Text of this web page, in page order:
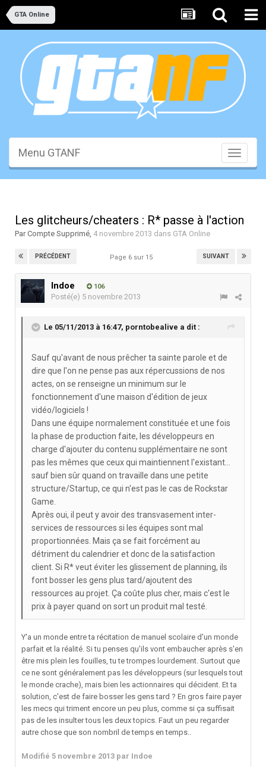
GTA Online
Toggle
Menu GTANF
Les glitcheurs/cheaters : R* passe à l'action
ParCompte Supprimé, 4 novembre 2013 dans GTA Online
PRÉCÉDENT SUIVANT
Page 6 sur 15
Indoe 106
Posté(e) 5 novembre 2013
Le 05/11/2013 à 16:47, porntobealive a dit :
Sauf qu'avant de nous prêcher ta sainte parole et de
dire que l'on ne pense pas aux répercussions de nos
actes, on se renseigne un minimum sur le
fonctionnement d'une maison d'édition de jeux
vidéo/logiciels !
Dans une équipe normalement constituée et une fois
la phase de production faite, les développeurs en
charge d'ajouter du contenu supplémentaire ne sont
pas les mêmes que ceux qui maintiennent l'existant...
sauf bien sûr quand on travaille dans une petite
structure/Startup, ce qui n'est pas le cas de Rockstar
Game.
Après oui, il peut y avoir des transvasement inter-
services de ressources si les équipes sont mal
proportionnées. Mais ça se fait forcément au
détriment du calendrier et donc de la satisfaction
client. Si R* veut éviter les glissement de planning, ils
font bosser les gens plus tard/ajoutent des
ressources au projet. Ça coûte plus cher, mais c'est le
prix à payer quand on sort un produit mal testé.
Y'a un monde entre ta récitation de manuel scolaire d'un monde
parfait et la réalité. Si tu penses qu'ils vont embaucher après s'en
être mis plein les fouilles, tu te trompes lourdement. Surtout que
ce ne sont généralement pas les développeurs (sur lesquels tout
le monde crache), mais bien les actionnaires qui décident. Et ta
solution, c'est de faire bosser les gens tard ? En gros faire payer
les mecs qui triment encore un peu plus, comme si ça suffisait
pas de les insulter tous les deux topics. Faut un peu regarder
autre chose que son nombril de temps en temps..
Modifié 5 novembre 2013 par Indoe